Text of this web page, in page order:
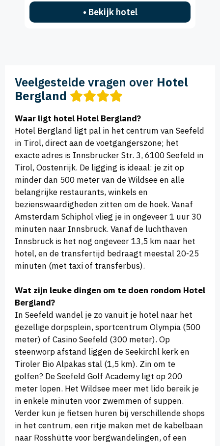
• Bekijk hotel
Veelgestelde vragen over Hotel
Bergland
Waar ligt hotel Hotel Bergland?
Hotel Bergland ligt pal in het centrum van Seefeld
in Tirol, direct aan de voetgangerszone; het
exacte adres is Innsbrucker Str. 3, 6100 Seefeld in
Tirol, Oostenrijk. De ligging is ideaal: je zit op
minder dan 500 meter van de Wildsee en alle
belangrijke restaurants, winkels en
bezienswaardigheden zitten om de hoek. Vanaf
Amsterdam Schiphol vlieg je in ongeveer 1 uur 30
minuten naar Innsbruck. Vanaf de luchthaven
Innsbruck is het nog ongeveer 13,5 km naar het
hotel, en de transfertijd bedraagt meestal 20-25
minuten (met taxi of transferbus).
Wat zijn leuke dingen om te doen rondom Hotel
Bergland?
In Seefeld wandel je zo vanuit je hotel naar het
gezellige dorpsplein, sportcentrum Olympia (500
meter) of Casino Seefeld (300 meter). Op
steenworp afstand liggen de Seekirchl kerk en
Tiroler Bio Alpakas stal (1,5 km). Zin om te
golfen? De Seefeld Golf Academy ligt op 200
meter lopen. Het Wildsee meer met lido bereik je
in enkele minuten voor zwemmen of suppen.
Verder kun je fietsen huren bij verschillende shops
in het centrum, een ritje maken met de kabelbaan
naar Rosshütte voor bergwandelingen, of een